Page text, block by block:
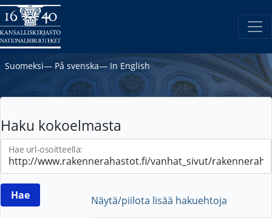
Suomeksi― På svenska― In English
Haku kokoelmasta
Hae url-osoitteella:
Näytä/piilota lisää hakuehtoja